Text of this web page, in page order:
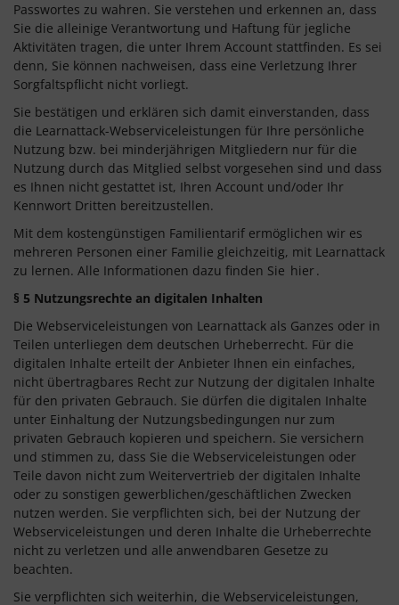
Passwortes zu wahren. Sie verstehen und erkennen an, dass
Sie die alleinige Verantwortung und Haftung für jegliche
Aktivitäten tragen, die unter Ihrem Account stattfinden. Es sei
denn, Sie können nachweisen, dass eine Verletzung Ihrer
Sorgfaltspflicht nicht vorliegt.
Sie bestätigen und erklären sich damit einverstanden, dass
die Learnattack-Webserviceleistungen für Ihre persönliche
Nutzung bzw. bei minderjährigen Mitgliedern nur für die
Nutzung durch das Mitglied selbst vorgesehen sind und dass
es Ihnen nicht gestattet ist, Ihren Account und/oder Ihr
Kennwort Dritten bereitzustellen.
Mit dem kostengünstigen Familientarif ermöglichen wir es
mehreren Personen einer Familie gleichzeitig, mit Learnattack
zu lernen. Alle Informationen dazu finden Sie hier.
§ 5 Nutzungsrechte an digitalen Inhalten
Die Webserviceleistungen von Learnattack als Ganzes oder in
Teilen unterliegen dem deutschen Urheberrecht. Für die
digitalen Inhalte erteilt der Anbieter Ihnen ein einfaches,
nicht übertragbares Recht zur Nutzung der digitalen Inhalte
für den privaten Gebrauch. Sie dürfen die digitalen Inhalte
unter Einhaltung der Nutzungsbedingungen nur zum
privaten Gebrauch kopieren und speichern. Sie versichern
und stimmen zu, dass Sie die Webserviceleistungen oder
Teile davon nicht zum Weitervertrieb der digitalen Inhalte
oder zu sonstigen gewerblichen/geschäftlichen Zwecken
nutzen werden. Sie verpflichten sich, bei der Nutzung der
Webserviceleistungen und deren Inhalte die Urheberrechte
nicht zu verletzen und alle anwendbaren Gesetze zu
beachten.
Sie verpflichten sich weiterhin, die Webserviceleistungen,